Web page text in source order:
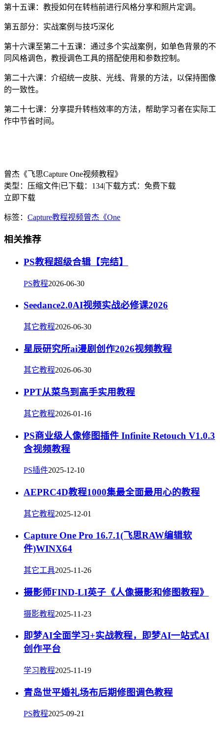
第十五课：教授如何在转档前进行风格分享和照片定调。
第五部分：实战案例与技巧深化
第十六课至第二十五课：通过多个实战案例，如单色背景的不
同风格调色，教授调色工具的搭配使用和参数控制。
第二十六课：介绍统一皮肤、光线、背景的方法，以保持图像
的一致性。
第二十七课：分享提升转档效率的方法，帮助学习者在实际工
作中节省时间。
曾杰《飞思Capture One视频教程》
类型：压缩文件|已下载：134|下载方式：免费下载
立即下载
标签： Capture教程视频曾杰《One
相关推荐
PS教程超级合辑【完结】
PS教程2026-06-30
Seedance2.0AI视频实战必修课2026
其它教程2026-06-30
星辰研究所ai漫剧创作2026视频教程
其它教程2026-06-30
PPT从菜鸟到高手实用教程
其它教程2026-01-16
PS商业级人像修图插件 Infinite Retouch V1.0.3
含视频教程
PS插件2025-12-10
AEPRC4D教程1000集最全面最用心的教程
其它教程2025-12-01
Capture One Pro 16.7.1(飞思RAW编辑软
件)WINX64
其它工具2025-11-26
摄影师FIND-LI英子《人像摄影和修图教程》
摄影教程2025-11-23
即梦AI全面学习+实战教程，即梦AI一站式AI
创作平台
学习教程2025-11-19
青岛世平婚礼场布后期修图调色教程
PS教程2025-09-21